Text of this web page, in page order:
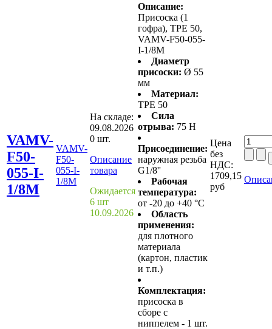
VAMV-
F50-
055-I-
1/8M
VAMV-
F50-
055-I-
1/8M
На складе:
09.08.2026
0 шт.
Описание
товара
Ожидается
6 шт
10.09.2026
Описание:
Присоска (1
гофра), TPE 50,
VAMV-F50-055-
I-1/8M
Диаметр
присоски: Ø 55
мм
Материал:
TPE 50
Сила
отрыва: 75 Н
Присоединение:
наружная резьба
G1/8''
Рабочая
температура:
от -20 до +40 °C
Область
применения:
для плотного
материала
(картон, пластик
и т.п.)
Комплектация:
присоска в
сборе с
ниппелем - 1 шт.
Цена
без
НДС:
1709,15
руб